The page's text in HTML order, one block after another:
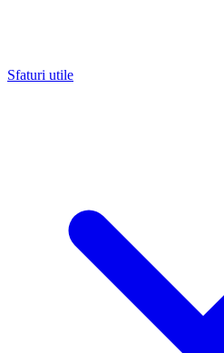
Sfaturi utile